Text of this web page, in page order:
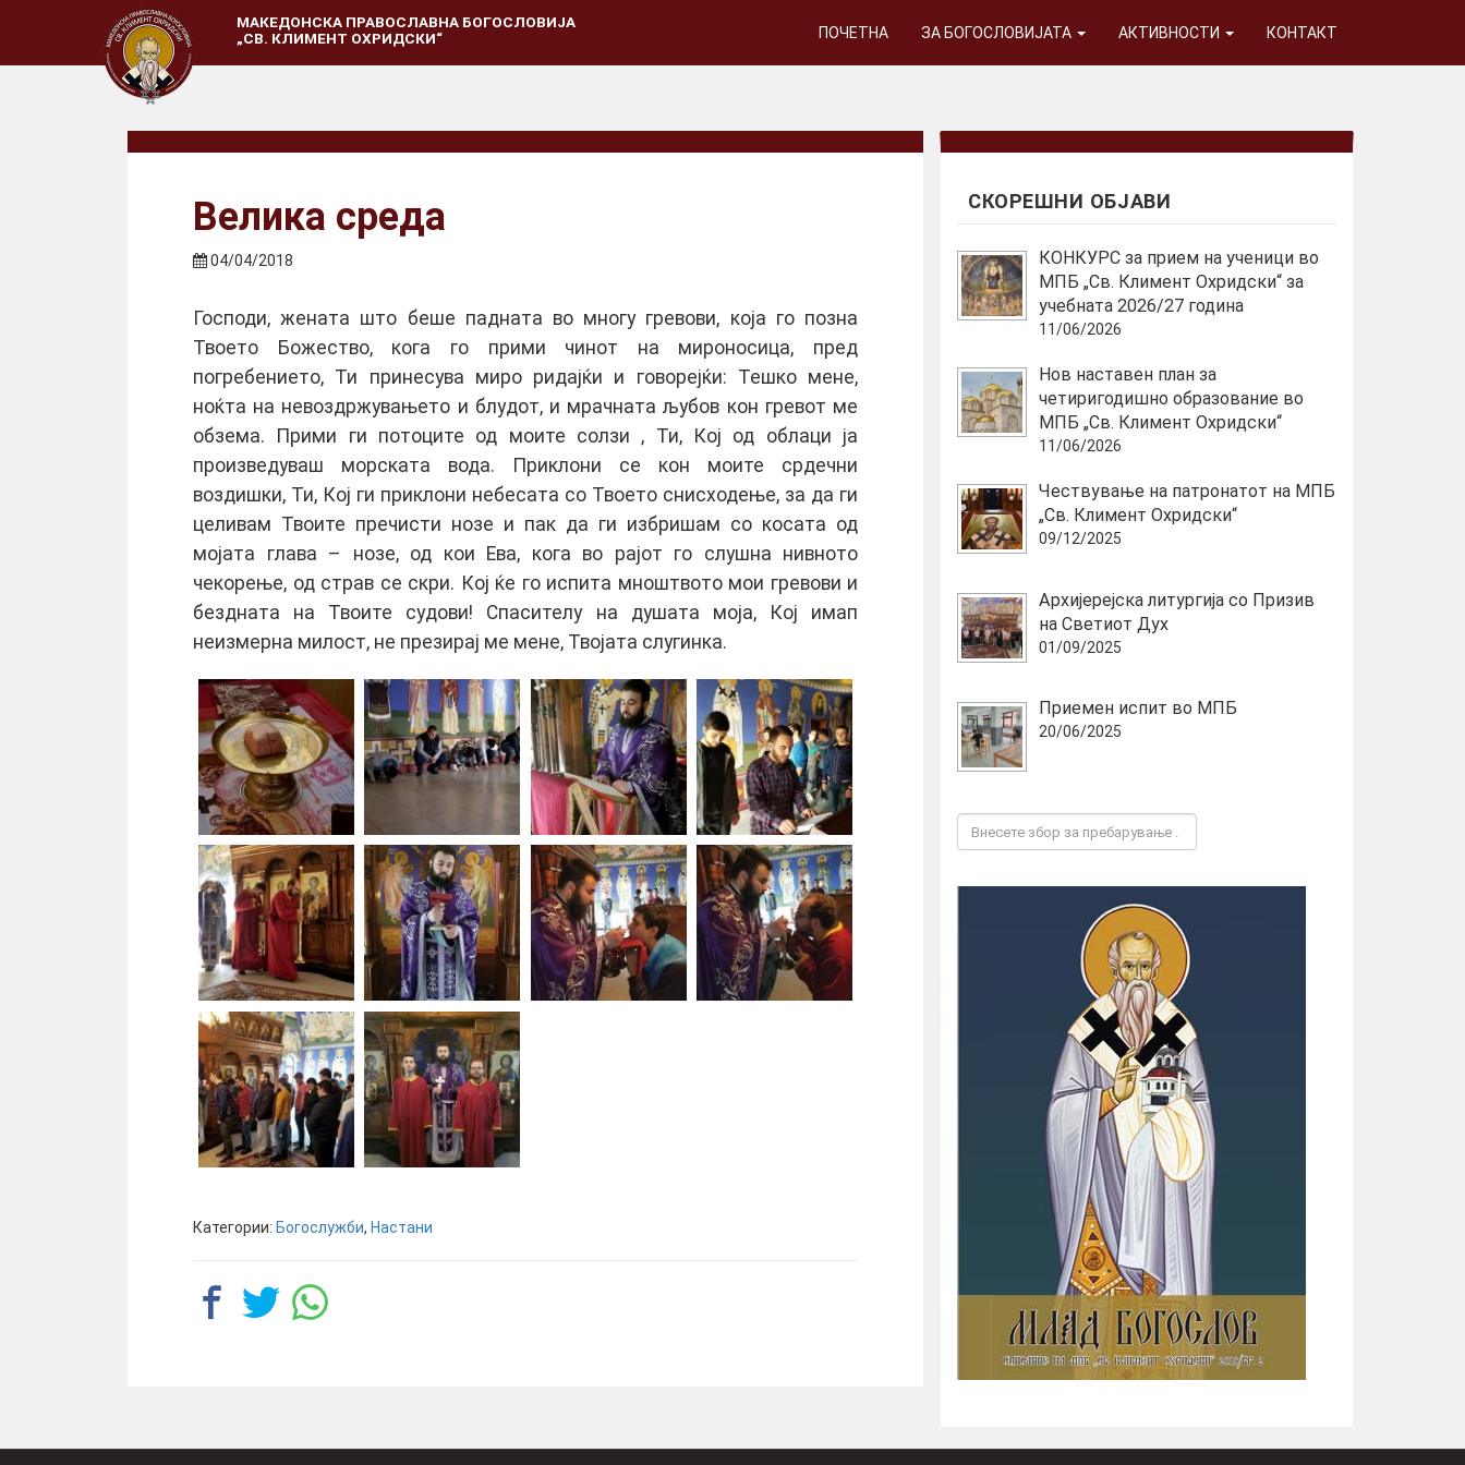
МАКЕДОНСКА ПРАВОСЛАВНА БОГОСЛОВИЈА
„СВ. КЛИМЕНТ ОХРИДСКИ“
ПОЧЕТНА ЗА БОГОСЛОВИЈАТА АКТИВНОСТИ КОНТАКТ
Велика среда
04/04/2018
Господи, жената што беше падната во многу гревови, која го позна
Твоето Божество, кога го прими чинот на мироносица, пред
погребението, Ти принесува миро ридајќи и говорејќи: Тешко мене,
ноќта на невоздржувањето и блудот, и мрачната љубов кон гревот ме
обзема. Прими ги потоците од моите солзи , Ти, Кој од облаци ја
произведуваш морската вода. Приклони се кон моите срдечни
воздишки, Ти, Кој ги приклони небесата со Твоето снисходење, за да ги
целивам Твоите пречисти нозе и пак да ги избришам со косата од
мојата глава – нозе, од кои Ева, кога во рајот го слушна нивното
чекорење, од страв се скри. Кој ќе го испита мноштвото мои гревови и
бездната на Твоите судови! Спасителу на душата моја, Кој имап
неизмерна милост, не презирај ме мене, Твојата слугинка.
Категории: Богослужби, Настани
СКОРЕШНИ ОБЈАВИ
КОНКУРС за прием на ученици во
МПБ „Св. Климент Охридски“ за
учебната 2026/27 година
11/06/2026
Нов наставен план за
четиригодишно образование во
МПБ „Св. Климент Охридски“
11/06/2026
Чествување на патронатот на МПБ
„Св. Климент Охридски“
09/12/2025
Архијерејска литургија со Призив
на Светиот Дух
01/09/2025
Приемен испит во МПБ
20/06/2025